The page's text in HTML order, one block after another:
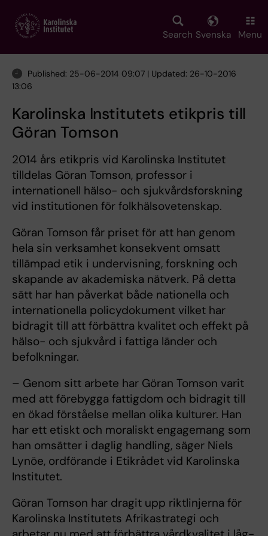
main
Search Svenska Menu
Published: 25-06-2014 09:07 | Updated: 26-10-2016
13:06
Karolinska Institutets etikpris till
Göran Tomson
2014 års etikpris vid Karolinska Institutet
tilldelas Göran Tomson, professor i
internationell hälso- och sjukvårdsforskning
vid institutionen för folkhälsovetenskap.
Göran Tomson får priset för att han genom
hela sin verksamhet konsekvent omsatt
tillämpad etik i undervisning, forskning och
skapande av akademiska nätverk. På detta
sätt har han påverkat både nationella och
internationella policydokument vilket har
bidragit till att förbättra kvalitet och effekt på
hälso- och sjukvård i fattiga länder och
befolkningar.
– Genom sitt arbete har Göran Tomson varit
med att förebygga fattigdom och bidragit till
en ökad förståelse mellan olika kulturer. Han
har ett etiskt och moraliskt engagemang som
han omsätter i daglig handling, säger Niels
Lynöe, ordförande i Etikrådet vid Karolinska
Institutet.
Göran Tomson har dragit upp riktlinjerna för
Karolinska Institutets Afrikastrategi och